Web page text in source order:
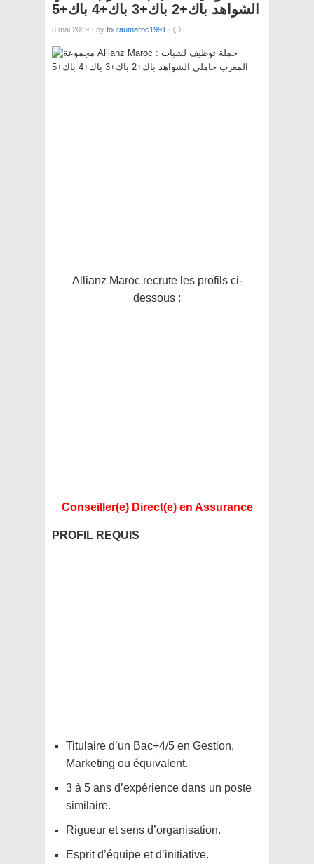
الشواهد باك+2 باك+3 باك+4 باك+5
8 mai 2019 · by toutaumaroc1991 ·
Allianz Maroc recrute les profils ci-
dessous :
Conseiller(e) Direct(e) en Assurance
PROFIL REQUIS
Titulaire d’un Bac+4/5 en Gestion,
Marketing ou équivalent.
3 à 5 ans d’expérience dans un poste
similaire.
Rigueur et sens d’organisation.
Esprit d’équipe et d’initiative.